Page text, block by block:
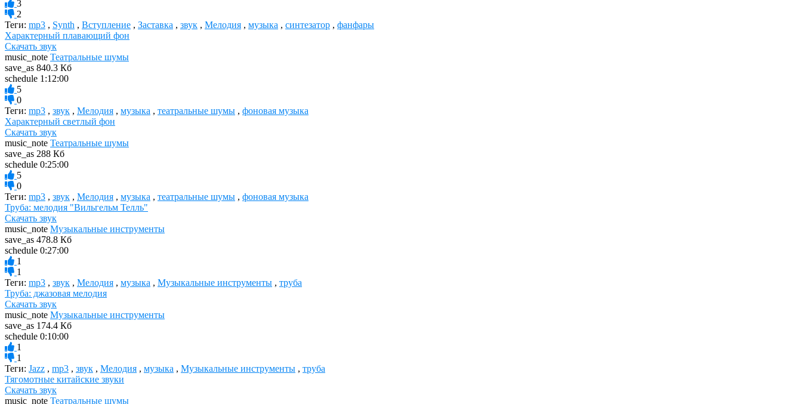
3
2
Теги: mp3 , Synth , Вступление , Заставка , звук , Мелодия , музыка , синтезатор , фанфары
Характерный плавающий фон
Скачать звук
music_note Театральные шумы
save_as 840.3 Кб
schedule 1:12:00
5
0
Теги: mp3 , звук , Мелодия , музыка , театральные шумы , фоновая музыка
Характерный светлый фон
Скачать звук
music_note Театральные шумы
save_as 288 Кб
schedule 0:25:00
5
0
Теги: mp3 , звук , Мелодия , музыка , театральные шумы , фоновая музыка
Труба: мелодия "Вильгельм Телль"
Скачать звук
music_note Музыкальные инструменты
save_as 478.8 Кб
schedule 0:27:00
1
1
Теги: mp3 , звук , Мелодия , музыка , Музыкальные инструменты , труба
Труба: джазовая мелодия
Скачать звук
music_note Музыкальные инструменты
save_as 174.4 Кб
schedule 0:10:00
1
1
Теги: Jazz , mp3 , звук , Мелодия , музыка , Музыкальные инструменты , труба
Тягомотные китайские звуки
Скачать звук
music_note Театральные шумы